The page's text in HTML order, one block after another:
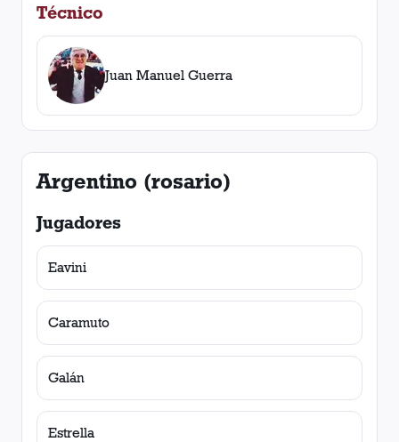
Técnico
Juan Manuel Guerra
Argentino (rosario)
Jugadores
Eavini
Caramuto
Galán
Estrella